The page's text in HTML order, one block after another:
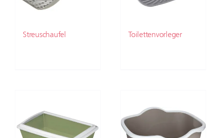
Streuschaufel Toilettenvorleger